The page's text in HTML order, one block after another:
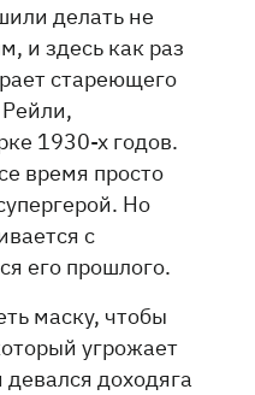
делать не
и здесь как раз
стареющего
1930-х годов.
время просто
Но
с
его прошлого.
маску, чтобы
угрожает
доходяга